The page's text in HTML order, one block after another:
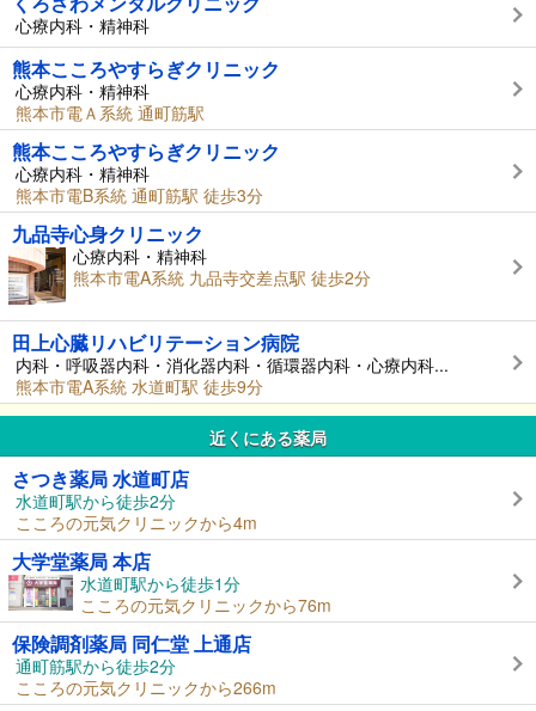
心療内科・精神科
熊本こころやすらぎクリニック
心療内科・精神科
熊本市電Ａ系統 通町筋駅
熊本こころやすらぎクリニック
心療内科・精神科
熊本市電B系統 通町筋駅 徒歩3分
九品寺心身クリニック
心療内科・精神科
熊本市電A系統 九品寺交差点駅 徒歩2分
田上心臓リハビリテーション病院
内科・呼吸器内科・消化器内科・循環器内科・心療内科...
熊本市電A系統 水道町駅 徒歩9分
近くにある薬局
さつき薬局 水道町店
水道町駅から徒歩2分
こころの元気クリニックから4m
大学堂薬局 本店
水道町駅から徒歩1分
こころの元気クリニックから76m
保険調剤薬局 同仁堂 上通店
通町筋駅から徒歩2分
こころの元気クリニックから266m